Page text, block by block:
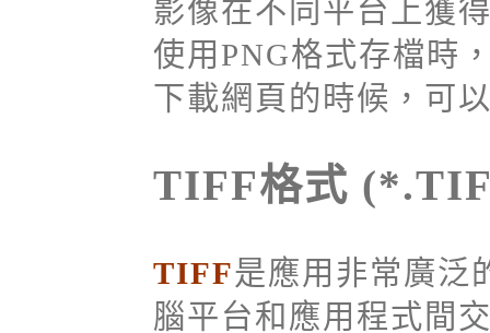
影像在不同平台上獲
使用PNG格式存檔時
下載網頁的時候，可
TIFF格式
TIFF是應用非常廣泛
腦平台和應用程式間